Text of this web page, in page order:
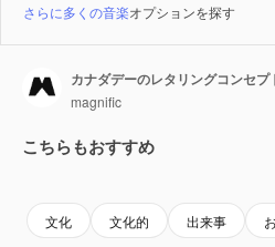
さらに多くの音楽オプションを探す
カナダデーのレタリングコンセ
magnific
こちらもおすすめ
文化 文化的 出来事